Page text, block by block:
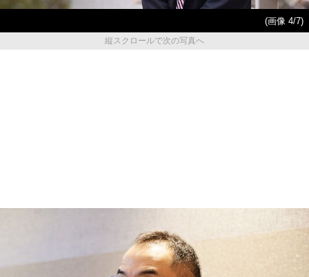
(画像 4/7)
縦スクロールで次の写真へ